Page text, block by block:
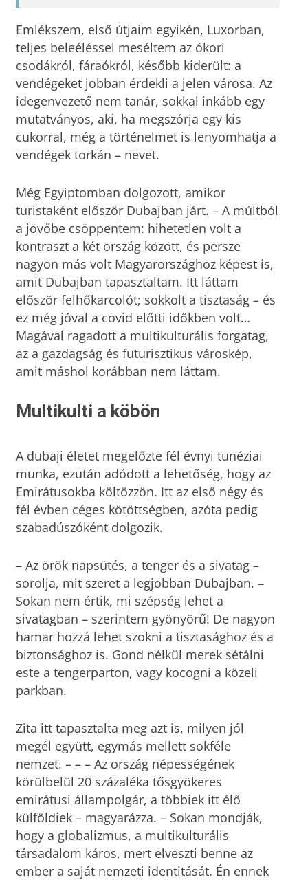
Emlékszem, első útjaim egyikén, Luxorban,
teljes beleéléssel meséltem az ókori
csodákról, fáraókról, később kiderült: a
vendégeket jobban érdekli a jelen városa. Az
idegenvezető nem tanár, sokkal inkább egy
mutatványos, aki, ha megszórja egy kis
cukorral, még a történelmet is lenyomhatja a
vendégek torkán – nevet.
Még Egyiptomban dolgozott, amikor
turistaként először Dubajban járt. – A múltból
a jövőbe csöppentem: hihetetlen volt a
kontraszt a két ország között, és persze
nagyon más volt Magyarországhoz képest is,
amit Dubajban tapasztaltam. Itt láttam
először felhőkarcolót; sokkolt a tisztaság – és
ez még jóval a covid előtti időkben volt…
Magával ragadott a multikulturális forgatag,
az a gazdagság és futurisztikus városkép,
amit máshol korábban nem láttam.
Multikulti a köbön
A dubaji életet megelőzte fél évnyi tunéziai
munka, ezután adódott a lehetőség, hogy az
Emirátusokba költözzön. Itt az első négy és
fél évben céges kötöttségben, azóta pedig
szabadúszóként dolgozik.
– Az örök napsütés, a tenger és a sivatag –
sorolja, mit szeret a legjobban Dubajban. –
Sokan nem értik, mi szépség lehet a
sivatagban – szerintem gyönyörű! De nagyon
hamar hozzá lehet szokni a tisztasághoz és a
biztonsághoz is. Gond nélkül merek sétálni
este a tengerparton, vagy kocogni a közeli
parkban.
Zita itt tapasztalta meg azt is, milyen jól
megél együtt, egymás mellett sokféle
nemzet. – – – Az ország népességének
körülbelül 20 százaléka tősgyökeres
emirátusi állampolgár, a többiek itt élő
külföldiek – magyarázza. – Sokan mondják,
hogy a globalizmus, a multikulturális
társadalom káros, mert elveszti benne az
ember a saját nemzeti identitását. Én ennek